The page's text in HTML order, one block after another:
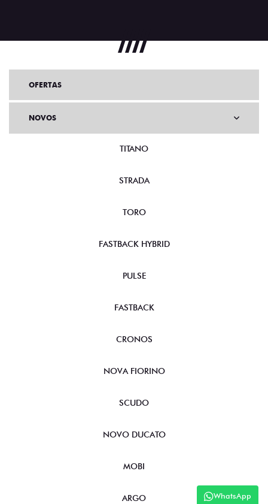
WhatsApp
OFERTAS
NOVOS
TITANO
STRADA
TORO
FASTBACK HYBRID
PULSE
FASTBACK
CRONOS
NOVA FIORINO
SCUDO
NOVO DUCATO
MOBI
ARGO